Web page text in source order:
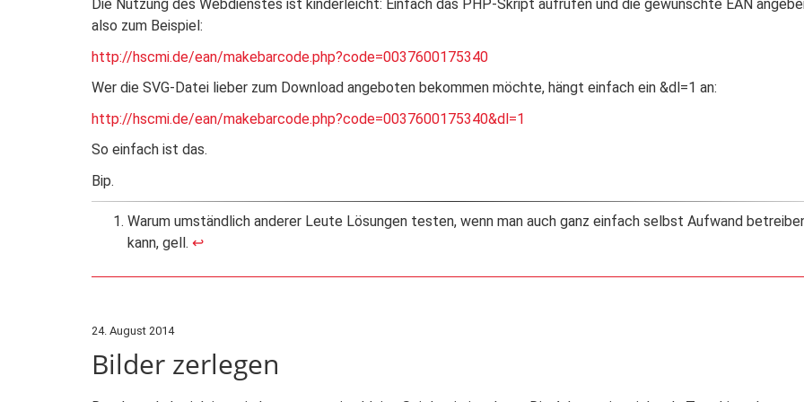
Die Nutzung des Webdienstes ist kinderleicht: Einfach das PHP-Skript aufrufen und die gewünschte EAN
also zum Beispiel:
http://hscmi.de/ean/makebarcode.php?code=0037600175340
Wer die SVG-Datei lieber zum Download angeboten bekommen möchte, hängt einfach ein &dl=1 an:
http://hscmi.de/ean/makebarcode.php?code=0037600175340&dl=1
So einfach ist das.
Bip.
Warum umständlich anderer Leute Lösungen testen, wenn man auch ganz einfach selbst Aufwand
kann, gell. ↩
24. August 2014
Bilder zerlegen